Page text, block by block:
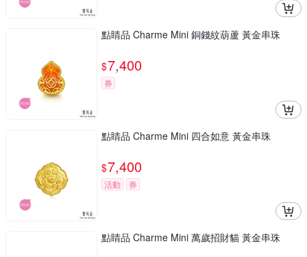
點睛品 Charme Mini 銅錢紋葫蘆 黃金串珠
$7,400
券
點睛品 Charme Mini 四合如意 黃金串珠
$7,400
活動 券
點睛品 Charme Mini 萬歲招財貓 黃金串珠